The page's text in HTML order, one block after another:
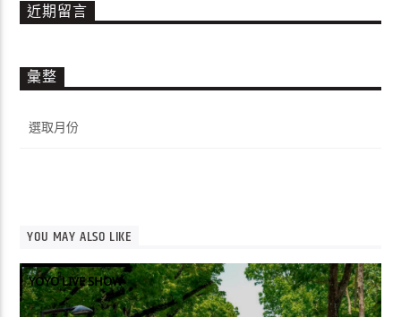
近期留言
彙整
整
YOU MAY ALSO LIKE
YOYO LIVE SHOW